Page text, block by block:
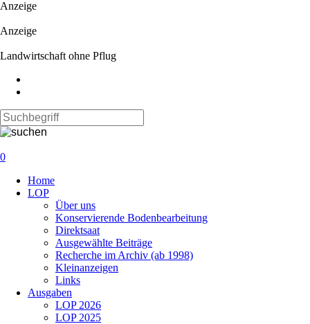
Anzeige
Anzeige
Landwirtschaft ohne Pflug
0
überspringen
Home
LOP
Über uns
Konservierende Bodenbearbeitung
Direktsaat
Ausgewählte Beiträge
Recherche im Archiv (ab 1998)
Kleinanzeigen
Links
Ausgaben
LOP 2026
LOP 2025